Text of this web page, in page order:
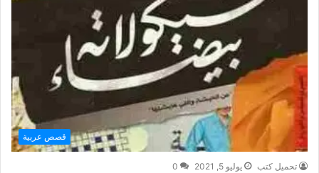
قصص عربية
تحميل كتب يوليو 5, 2021 0